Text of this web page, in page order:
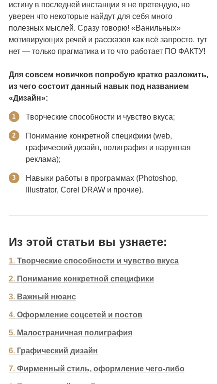
истину в последней инстанции я не претендую, но
уверен что некоторые найдут для себя много
полезных мыслей. Сразу говорю! «Ванильных»
мотивирующих речей и рассказов как всё запросто, тут
нет — только прагматика и то что работает ПО ФАКТУ!
Для совсем новичков попробую кратко разложить,
из чего состоит данный навык под названием
«Дизайн»:
Творческие способности и чувство вкуса;
Понимание конкретной специфики (web,
графический дизайн, полиграфия и наружная
реклама);
Навыки работы в программах (Photoshop,
Illustrator, Corel DRAW и прочие).
Из этой статьи вы узнаете:
1.Творческие способности и чувство вкуса
2.Понимание конкретной специфики
3.Важный нюанс
4.Оформление соцсетей и постов
5.Малостраничная полиграфия
6.Графический дизайн
7.Фирменный стиль, оформление чего-либо